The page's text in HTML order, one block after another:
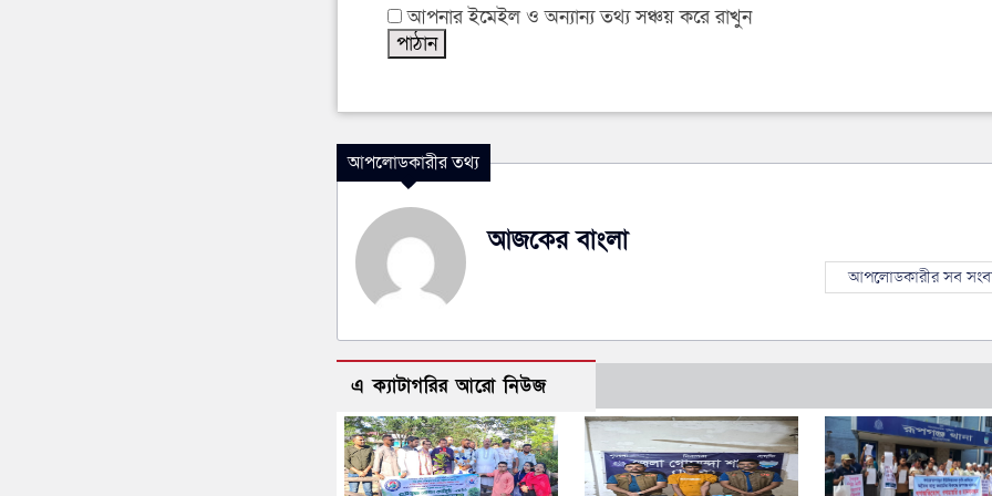
আপনার ইমেইল ও অন্যান্য তথ্য সঞ্চয় করে রাখুন
আপলোডকারীর তথ্য
আজকের বাংলা
আপলোডকারীর সব
এ ক্যাটাগরির আরো নিউজ